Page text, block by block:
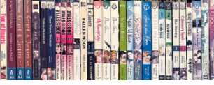
Siirry
sisältöön